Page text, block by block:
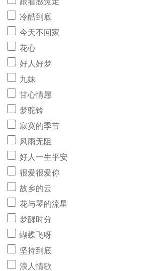
冷酷到底
今天不回家
花心
好人好梦
九妹
甘心情愿
梦驼铃
寂寞的季节
风雨无阻
好人一生平安
很爱很爱你
故乡的云
花与琴的流星
梦醒时分
蝴蝶飞呀
坚持到底
浪人情歌